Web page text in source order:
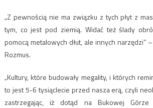
„Z pewnością nie ma związku z tych płyt z
tym, co jest pod ziemią. Widać też ślady
pomocą metalowych dłut, ale innych narzędzi”
Rozmus.
„Kultury, które budowały megality, i których
to jest 5-6 tysiąclecie przed nasza erą, czyli
zastrzegając, iż dotąd na Bukowej